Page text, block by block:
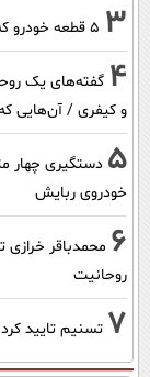
3 ۵ قطعه خودرو که باید در ۹۶ هزار کیلومتر عوض کنید
4
و کیفری / آن‌هایی که می‌خواهند به ۲۵۰
5 دستگیری چهار
خودروی ربایش
6 محمدباقر
روحانیت
7 تسنیم تایید